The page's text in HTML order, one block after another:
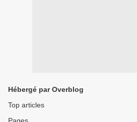
Hébergé par Overblog
Top articles